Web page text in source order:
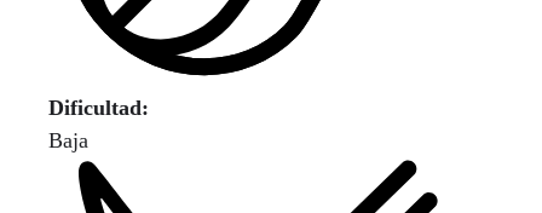
Dificultad:
Baja